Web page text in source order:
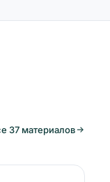
37 материалов